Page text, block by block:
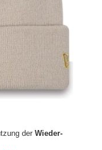
der Wieder-